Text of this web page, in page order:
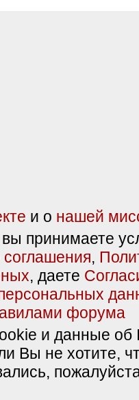
и о нашей
принимаете
соглашения,
, даете
форума
и данные об
Вы не хотите,